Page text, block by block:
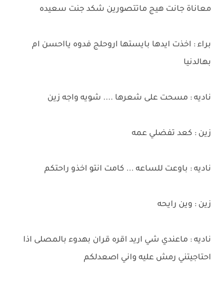
معاناة جانت هيج ماتتصورين شكد جنت سعيده
براء : اخذت ايدها بايستها اروحلج فدوه يااحسن ام
بهالدنيا
ناديه : مسحت على شعرها .... شويه واجه زين
زين : كعد تفضلي عمه
ناديه : باوعت للساعه ... كامت انتو اخذو راحتكم
زين : وين رايحه
ناديه : ماعندي شي اريد اقره قران بهدوء بالمصلى اذا
احتاجيتني رمش عليه واني اصعدلكم